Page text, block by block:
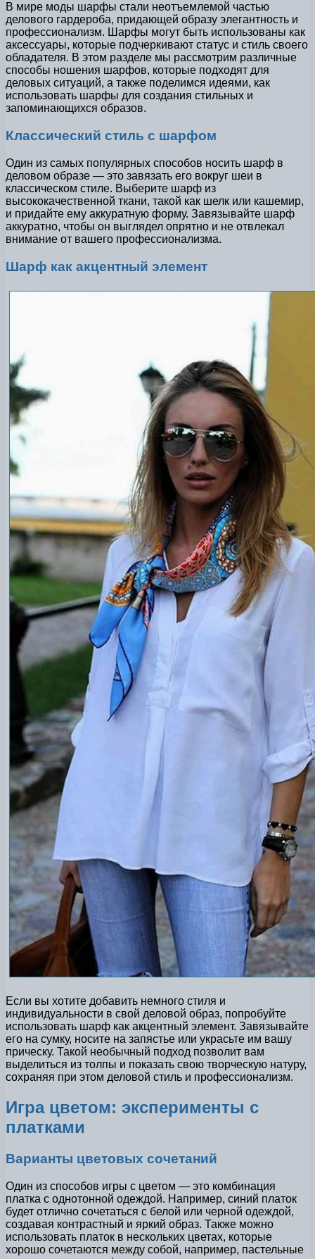
В мире моды шарфы стали неотъемлемой частью
делового гардероба, придающей образу элегантность и
профессионализм. Шарфы могут быть использованы как
аксессуары, которые подчеркивают статус и стиль своего
обладателя. В этом разделе мы рассмотрим различные
способы ношения шарфов, которые подходят для
деловых ситуаций, а также поделимся идеями, как
использовать шарфы для создания стильных и
запоминающихся образов.
Классический стиль с шарфом
Один из самых популярных способов носить шарф в
деловом образе — это завязать его вокруг шеи в
классическом стиле. Выберите шарф из
высококачественной ткани, такой как шелк или кашемир,
и придайте ему аккуратную форму. Завязывайте шарф
аккуратно, чтобы он выглядел опрятно и не отвлекал
внимание от вашего профессионализма.
Шарф как акцентный элемент
Если вы хотите добавить немного стиля и
индивидуальности в свой деловой образ, попробуйте
использовать шарф как акцентный элемент. Завязывайте
его на сумку, носите на запястье или украсьте им вашу
прическу. Такой необычный подход позволит вам
выделиться из толпы и показать свою творческую натуру,
сохраняя при этом деловой стиль и профессионализм.
Игра цветом: эксперименты с
платками
Варианты цветовых сочетаний
Один из способов игры с цветом — это комбинация
платка с однотонной одеждой. Например, синий платок
будет отлично сочетаться с белой или черной одеждой,
создавая контрастный и яркий образ. Также можно
использовать платок в нескольких цветах, которые
хорошо сочетаются между собой, например, пастельные